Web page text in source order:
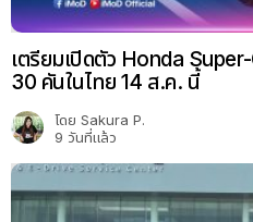
เตรียมเปิดตัว Honda
30 คันในไทย 14 ส.ค. นี้
โดย Sakura P.
9 วันที่แล้ว